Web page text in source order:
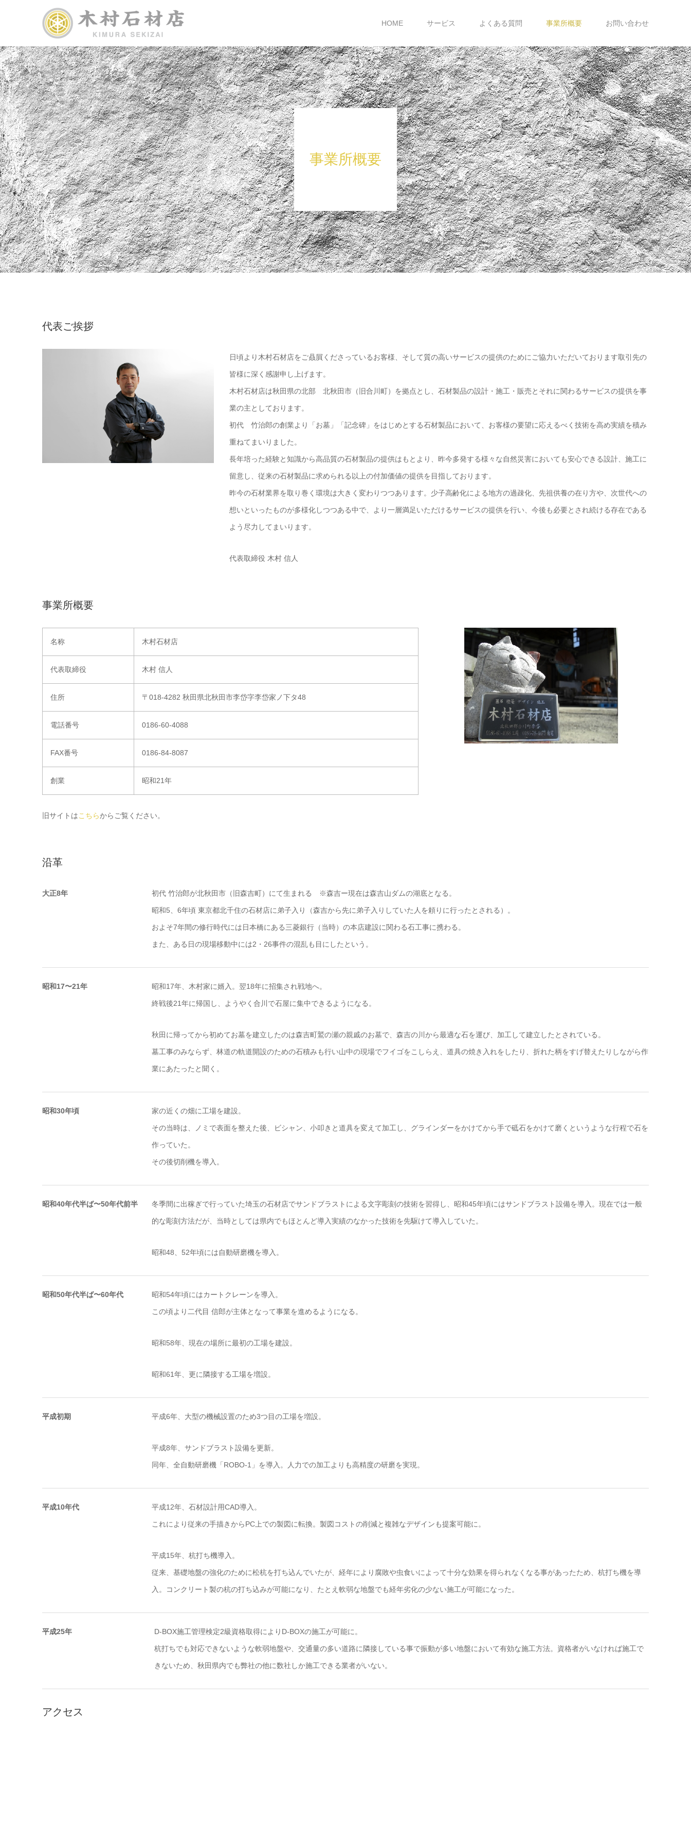
HOME サービス よくある質問 事業所概要 お問い合わせ
事業所概要
代表ご挨拶
日頃より木村石材店をご贔屓くださっているお客様、そして質の高いサービスの提供のためにご協力いただいております取引先の
皆様に深く感謝申し上げます。
木村石材店は秋田県の北部 北秋田市（旧合川町）を拠点とし、石材製品の設計・施工・販売とそれに関わるサービスの提供を事
業の主としております。
初代 竹治郎の創業より「お墓」「記念碑」をはじめとする石材製品において、お客様の要望に応えるべく技術を高め実績を積み
重ねてまいりました。
長年培った経験と知識から高品質の石材製品の提供はもとより、昨今多発する様々な自然災害においても安心できる設計、施工に
留意し、従来の石材製品に求められる以上の付加価値の提供を目指しております。
昨今の石材業界を取り巻く環境は大きく変わりつつあります。少子高齢化による地方の過疎化、先祖供養の在り方や、次世代への
想いといったものが多様化しつつある中で、より一層満足いただけるサービスの提供を行い、今後も必要とされ続ける存在である
よう尽力してまいります。
代表取締役 木村 信人
事業所概要
名称 木村石材店
代表取締役 木村 信人
住所 〒018-4282 秋田県北秋田市李岱字李岱家ノ下タ48
電話番号 0186-60-4088
FAX番号 0186-84-8087
創業 昭和21年
旧サイトはこちらからご覧ください。
沿革
大正8年 初代 竹治郎が北秋田市（旧森吉町）にて生まれる ※森吉ー現在は森吉山ダムの湖底となる。
昭和5、6年頃 東京都北千住の石材店に弟子入り（森吉から先に弟子入りしていた人を頼りに行ったとされる）。
およそ7年間の修行時代には日本橋にある三菱銀行（当時）の本店建設に関わる石工事に携わる。
また、ある日の現場移動中には2・26事件の混乱も目にしたという。
昭和17〜21年 昭和17年、木村家に婿入。翌18年に招集され戦地へ。
終戦後21年に帰国し、ようやく合川で石屋に集中できるようになる。
秋田に帰ってから初めてお墓を建立したのは森吉町鷲の瀬の親戚のお墓で、森吉の川から最適な石を運び、加工して建立したとされている。
墓工事のみならず、林道の軌道開設のための石積みも行い山中の現場でフイゴをこしらえ、道具の焼き入れをしたり、折れた柄をすげ替えたりしながら作
業にあたったと聞く。
昭和30年頃 家の近くの畑に工場を建設。
その当時は、ノミで表面を整えた後、ビシャン、小叩きと道具を変えて加工し、グラインダーをかけてから手で砥石をかけて磨くというような行程で石を
作っていた。
その後切削機を導入。
昭和40年代半ば〜50年代前半 冬季間に出稼ぎで行っていた埼玉の石材店でサンドブラストによる文字彫刻の技術を習得し、昭和45年頃にはサンドブラスト設備を導入。現在では一般
的な彫刻方法だが、当時としては県内でもほとんど導入実績のなかった技術を先駆けて導入していた。
昭和48、52年頃には自動研磨機を導入。
昭和50年代半ば〜60年代 昭和54年頃にはカートクレーンを導入。
この頃より二代目 信郎が主体となって事業を進めるようになる。
昭和58年、現在の場所に最初の工場を建設。
昭和61年、更に隣接する工場を増設。
平成初期 平成6年、大型の機械設置のため3つ目の工場を増設。
平成8年、サンドブラスト設備を更新。
同年、全自動研磨機「ROBO-1」を導入。人力での加工よりも高精度の研磨を実現。
平成10年代 平成12年、石材設計用CAD導入。
これにより従来の手描きからPC上での製図に転換。製図コストの削減と複雑なデザインも提案可能に。
平成15年、杭打ち機導入。
従来、基礎地盤の強化のために松杭を打ち込んでいたが、経年により腐敗や虫食いによって十分な効果を得られなくなる事があったため、杭打ち機を導
入。コンクリート製の杭の打ち込みが可能になり、たとえ軟弱な地盤でも経年劣化の少ない施工が可能になった。
平成25年 D-BOX施工管理検定2級資格取得によりD-BOXの施工が可能に。
杭打ちでも対応できないような軟弱地盤や、交通量の多い道路に隣接している事で振動が多い地盤において有効な施工方法。資格者がいなければ施工で
きないため、秋田県内でも弊社の他に数社しか施工できる業者がいない。
アクセス